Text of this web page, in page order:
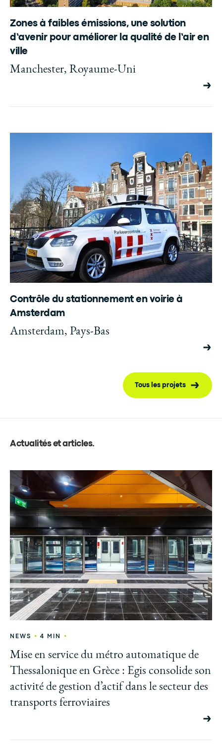
Zones à faibles émissions, une solution
d’avenir pour améliorer la qualité de l’air en
ville
Manchester, Royaume-Uni
Contrôle du stationnement en voirie à
Amsterdam
Amsterdam, Pays-Bas
Tous les projets
Actualités et articles.
NEWS • 4 MIN •
Mise en service du métro automatique de
Thessalonique en Grèce : Egis consolide son
activité de gestion d’actif dans le secteur des
transports ferroviaires